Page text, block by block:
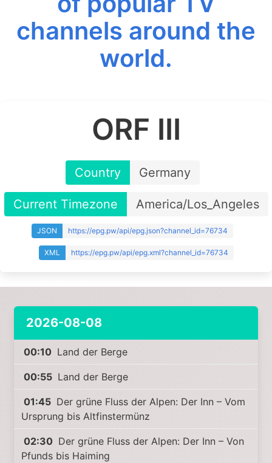
channels around the
world.
ORF III
Country Germany
Current Timezone America/Los_Angeles
JSON https://epg.pw/api/epg.json?channel_id=76734
XML https://epg.pw/api/epg.xml?channel_id=76734
2026-08-08
00:10 Land der Berge
00:55 Land der Berge
01:45 Der grüne Fluss der Alpen: Der Inn – Vom
Ursprung bis Altfinstermünz
02:30 Der grüne Fluss der Alpen: Der Inn – Von
Pfunds bis Haiming